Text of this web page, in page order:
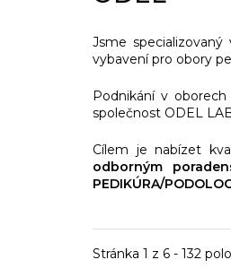
Jsme
vybavení pro obory
Podnikání v oborech
společnost ODEL
Cílem je nabízet
odborným
PEDIKÚRA/
Stránka 1 z 6 - 132